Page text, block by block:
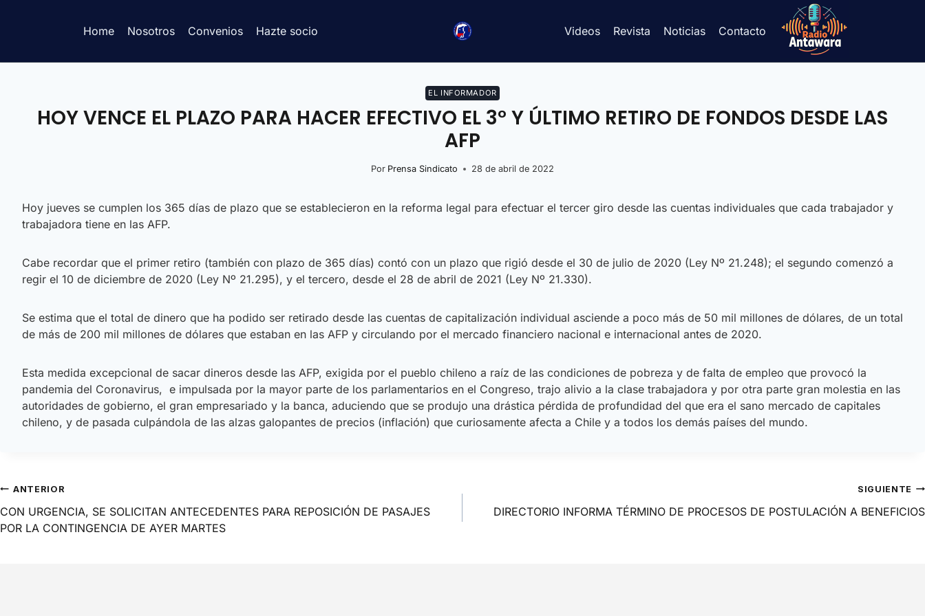
Home Nosotros Convenios Hazte socio Videos Revista Noticias Contacto
EL INFORMADOR
HOY VENCE EL PLAZO PARA HACER EFECTIVO EL 3° Y ÚLTIMO RETIRO DE FONDOS DESDE LAS
AFP
Por Prensa Sindicato 28 de abril de 2022
Hoy jueves se cumplen los 365 días de plazo que se establecieron en la reforma legal para efectuar el tercer giro desde las cuentas individuales que cada trabajador y
trabajadora tiene en las AFP.
Cabe recordar que el primer retiro (también con plazo de 365 días) contó con un plazo que rigió desde el 30 de julio de 2020 (Ley Nº 21.248); el segundo comenzó a
regir el 10 de diciembre de 2020 (Ley Nº 21.295), y el tercero, desde el 28 de abril de 2021 (Ley Nº 21.330).
Se estima que el total de dinero que ha podido ser retirado desde las cuentas de capitalización individual asciende a poco más de 50 mil millones de dólares, de un total
de más de 200 mil millones de dólares que estaban en las AFP y circulando por el mercado financiero nacional e internacional antes de 2020.
Esta medida excepcional de sacar dineros desde las AFP, exigida por el pueblo chileno a raíz de las condiciones de pobreza y de falta de empleo que provocó la
pandemia del Coronavirus, e impulsada por la mayor parte de los parlamentarios en el Congreso, trajo alivio a la clase trabajadora y por otra parte gran molestia en las
autoridades de gobierno, el gran empresariado y la banca, aduciendo que se produjo una drástica pérdida de profundidad del que era el sano mercado de capitales
chileno, y de pasada culpándola de las alzas galopantes de precios (inflación) que curiosamente afecta a Chile y a todos los demás países del mundo.
ANTERIOR
CON URGENCIA, SE SOLICITAN ANTECEDENTES PARA REPOSICIÓN DE PASAJES
POR LA CONTINGENCIA DE AYER MARTES
SIGUIENTE
DIRECTORIO INFORMA TÉRMINO DE PROCESOS DE POSTULACIÓN A BENEFICIOS